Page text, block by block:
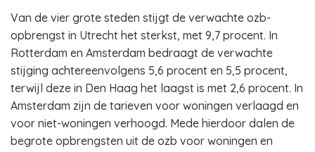
Van de vier grote steden stijgt de verwachte ozb-
opbrengst in Utrecht het sterkst, met 9,7 procent. In
Rotterdam en Amsterdam bedraagt de verwachte
stijging achtereenvolgens 5,6 procent en 5,5 procent,
terwijl deze in Den Haag het laagst is met 2,6 procent. In
Amsterdam zijn de tarieven voor woningen verlaagd en
voor niet-woningen verhoogd. Mede hierdoor dalen de
begrote opbrengsten uit de ozb voor woningen en